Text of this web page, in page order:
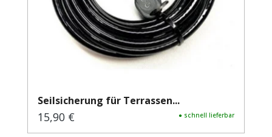
Seilsicherung für Terrassen...
Regulärer Preis:
15,90 € ● schnell lieferbar